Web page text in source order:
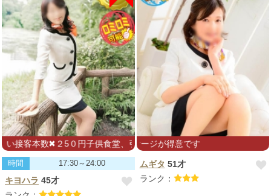
０円子供食堂、引退馬協会、大内山動物園へ寄付
時間 17:30～24:00
キヨハラ 45才
くみをほぐすマッサージが得意です
ムギタ 51才
ランク：